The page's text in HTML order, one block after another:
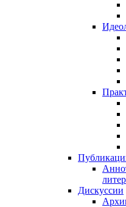
Дискуссии